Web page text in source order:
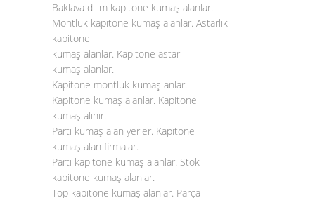
Baklava dilim kapitone kumaş alanlar.
Montluk kapitone kumaş alanlar. Astarlık
kapitone
kumaş alanlar. Kapitone astar
kumaş alanlar.
Kapitone montluk kumaş anlar.
Kapitone kumaş alanlar. Kapitone
kumaş alınır.
Parti kumaş alan yerler. Kapitone
kumaş alan firmalar.
Parti kapitone kumaş alanlar. Stok
kapitone kumaş alanlar.
Top kapitone kumaş alanlar. Parça